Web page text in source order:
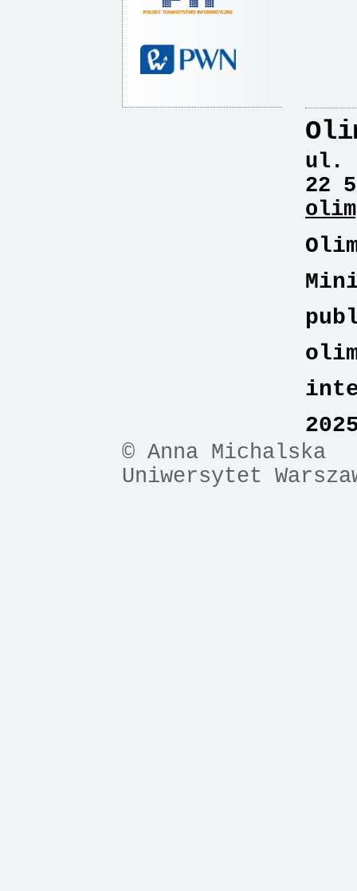
ul.
22
© Anna Michalska
Uniwersytet